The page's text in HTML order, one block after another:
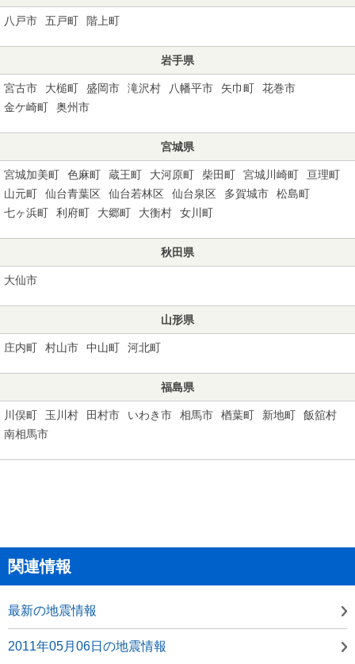
八戸市 五戸町 階上町
岩手県
宮古市 大槌町 盛岡市 滝沢村 八幡平市 矢巾町
花巻市
金ケ崎町
奥州市
宮城県
宮城加美町 色麻町 蔵王町 大河原町 柴田町 宮城川崎町
亘理町
山元町
仙台青葉区 仙台若林区 仙台泉区 多賀城市
松島町
七ヶ浜町
利府町 大郷町 大衡村 女川町
秋田県
大仙市
山形県
庄内町 村山市 中山町 河北町
福島県
川俣町 玉川村 田村市 いわき市 相馬市 楢葉町 新地町
飯舘村
南相馬市
関連情報
最新の地震情報
2011年05月06日の地震情報